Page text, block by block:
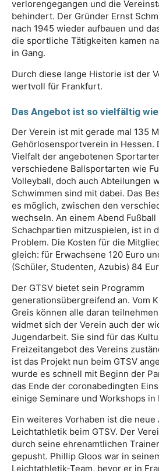
verlorengegangen und die
behindert. Der Gründer Ernst
nach 1945 wieder aufbauen und
die sportliche Tätigkeiten kamen
in Gang.
Durch diese lange Historie ist der
wertvoll für Frankfurt.
Das Angebot ist so vielfältig
Der Verein ist mit gerade mal 135
Gehörlosensportverein in Hessen.
Vielfalt der angebotenen
verschiedene Ballsportarten wie
Volleyball, doch auch Abteilungen
Schwimmen sind mit dabei. Das
es möglich, zwischen den
wechseln. An einem Abend
Schachpartien mitzuspielen, ist in
Problem. Die Kosten für die
gleich: für Erwachsene 120 Euro
(Schüler, Studenten, Azubis) 84
Der GTSV bietet sein Programm
generationsübergreifend an. Vom
Greis können alle daran
widmet sich der Verein auch der
Jugendarbeit. Sie sind für das
Freizeitangebot des Vereins
ist das Projekt nun beim GTSV
wurde es schnell mit Beginn der
das Ende der coronabedingten
einige Seminare und Workshops in
Ein weiteres Vorhaben ist die
Leichtathletik beim GTSV. Der
durch seine ehrenamtlichen
gepusht. Phillip Gloos war in
Leichtathletik-Team, bevor er in